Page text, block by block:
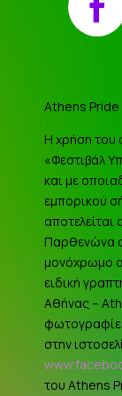
Athens Pride
Η χρήση του
«Φεστιβάλ
και με
εμπορικού
αποτελείται
Παρθενώνα
μονόχρωμο
ειδική
Αθήνας –
στην
του Athens